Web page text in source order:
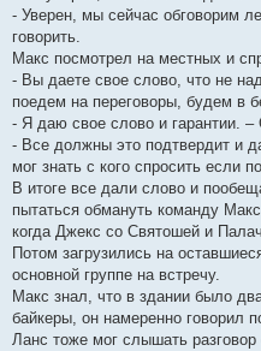
- Уверен, мы сейчас обговорим
говорить.
Макс посмотрел на местных и
- Вы даете свое слово, что не
поедем на переговоры, будем в
- Я даю свое слово и гарантии. –
- Все должны это подтвердит и
мог знать с кого спросить если
В итоге все дали слово и
пытаться обмануть команду
когда Джекс со Святошей и
Потом загрузились на
основной группе на встречу.
Макс знал, что в здании было
байкеры, он намеренно говорил
Ланс тоже мог слышать